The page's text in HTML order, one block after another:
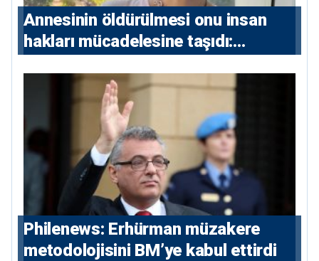
Annesinin öldürülmesi onu insan
hakları mücadelesine taşıdı:
hikayesi
Philenews: Erhürman müzakere
metodolojisini BM’ye kabul ettirdi